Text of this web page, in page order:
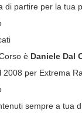
di partire per la tua
è Daniele Dal
2008 per Extrema
sempre a tua